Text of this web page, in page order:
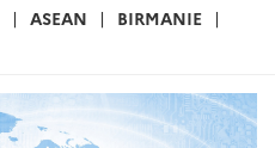
ASEAN
BIRMANIE